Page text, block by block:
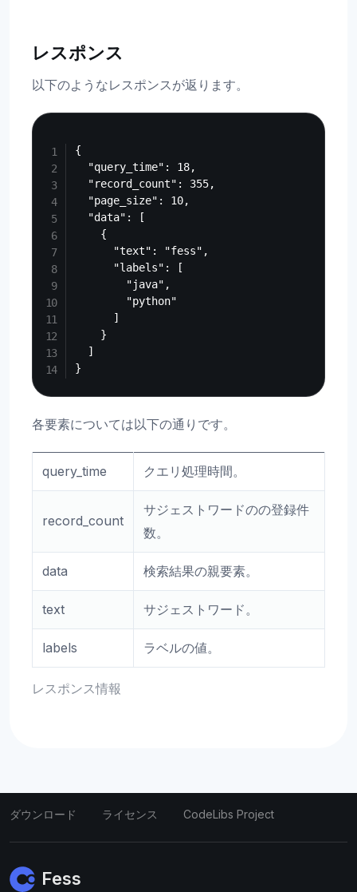
レスポンス
以下のようなレスポンスが返ります。
{
  "query_time": 18,
  "record_count": 355,
  "page_size": 10,
  "data": [
    {
      "text": "fess",
      "labels": [
        "java",
        "python"
      ]
    }
  ]
各要素については以下の通りです。
レスポンス情報
query_time クエリ処理時間。
record_count
サジェストワードのの登録件
数。
data 検索結果の親要素。
text サジェストワード。
labels ラベルの値。
ダウンロード ライセンス CodeLibs Project
Fess